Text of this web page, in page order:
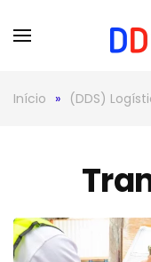
Skip to
Início (DDS)